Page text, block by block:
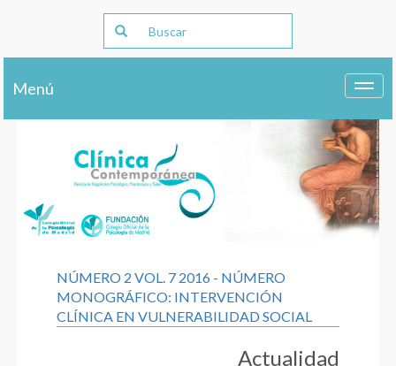
Menú
NÚMERO 2 VOL. 7 2016 - NÚMERO
MONOGRÁFICO: INTERVENCIÓN
CLÍNICA EN VULNERABILIDAD SOCIAL
Actualidad